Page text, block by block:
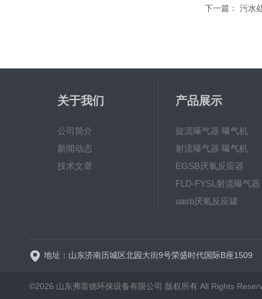
下一篇： 污水
关于我们
公司简介
新闻动态
技术文章
产品展示
旋流曝气器 曝气机
射流曝气器 曝气机
EGSB厌氧反应器
FLD-FYSL射流曝气器
uasb厌氧反应罐
地址：山东济南历城区北园大街9号荣盛时代国际B座1509
©2026 山东弗雷德环保设备有限公司 版权所有 All Rights